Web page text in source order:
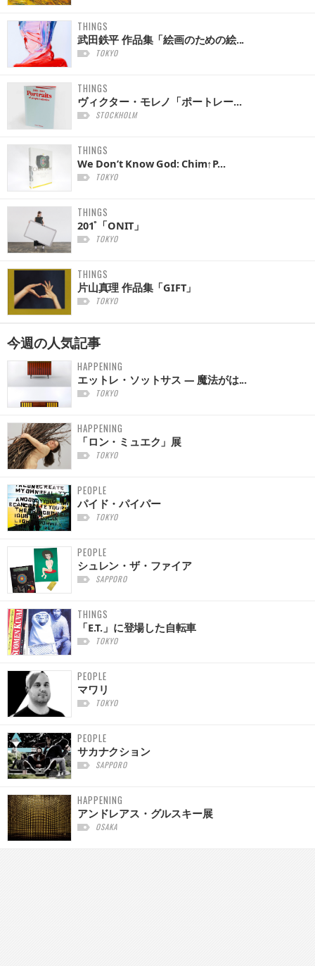
THINGS
武田鉄平 作品集「絵画のための絵...
TOKYO
THINGS
ヴィクター・モレノ「ポートレー...
STOCKHOLM
THINGS
We Don’t Know God: Chim↑P...
TOKYO
THINGS
201˚「ONIT」
TOKYO
THINGS
片山真理 作品集「GIFT」
TOKYO
今週の人気記事
HAPPENING
エットレ・ソットサス — 魔法がは...
TOKYO
HAPPENING
「ロン・ミュエク」展
TOKYO
PEOPLE
パイド・パイパー
TOKYO
PEOPLE
シュレン・ザ・ファイア
SAPPORO
THINGS
「E.T.」に登場した自転車
TOKYO
PEOPLE
マワリ
TOKYO
PEOPLE
サカナクション
SAPPORO
HAPPENING
アンドレアス・グルスキー展
OSAKA